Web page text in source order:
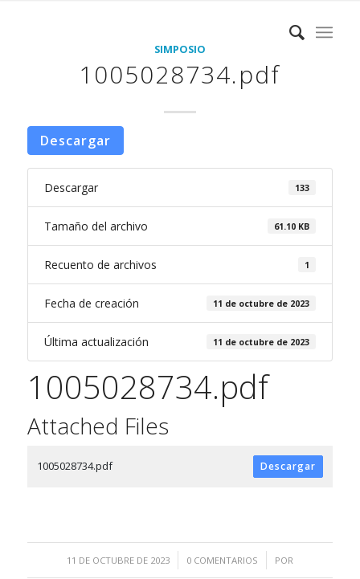
SIMPOSIO
1005028734.pdf
Descargar
Descargar 133
Tamaño del archivo 61.10 KB
Recuento de archivos 1
Fecha de creación 11 de octubre de 2023
Última actualización 11 de octubre de 2023
1005028734.pdf
Attached Files
1005028734.pdf Descargar
11 DE OCTUBRE DE 2023
/ 0 COMENTARIOS
/ POR